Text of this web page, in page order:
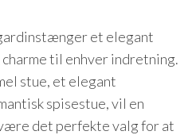
et elegant
til enhver indretning.
stue, et elegant
spisestue, vil en
det perfekte valg for at